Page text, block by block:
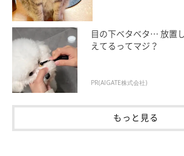
目の下ベタベタ… 放置
えてるってマジ？
PR(AIGATE株式会社)
もっと見る